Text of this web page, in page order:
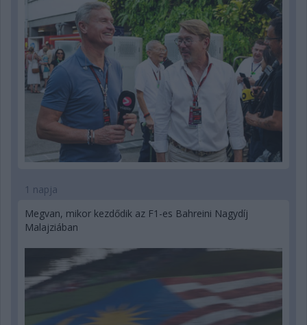
1 napja
Megvan, mikor kezdődik az F1-es Bahreini Nagydíj
Malajziában